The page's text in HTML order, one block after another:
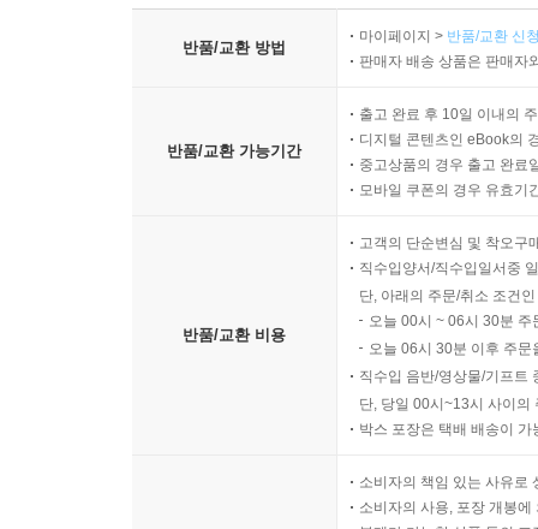
반품/교환 방법
마이페이지 > 반품/교환 신
판매자 배송 상품은 판매자
반품/교환 가능기간
출고 완료 후 10일 이내의
디지털 콘텐츠인 eBook의
중고상품의 경우 출고 완료
모바일 쿠폰의 경우 유효기
반품/교환 비용
고객의 단순변심 및 착오구
직수입양서/직수입일서중
단, 아래의 주문/취소 조건
오늘 00시 ~ 06시 30분
오늘 06시 30분 이후 주
직수입 음반/영상물/기프트
단, 당일 00시~13시 사이의
박스 포장은 택배 배송이
소비자의 책임 있는 사유로
소비자의 사용, 포장 개봉